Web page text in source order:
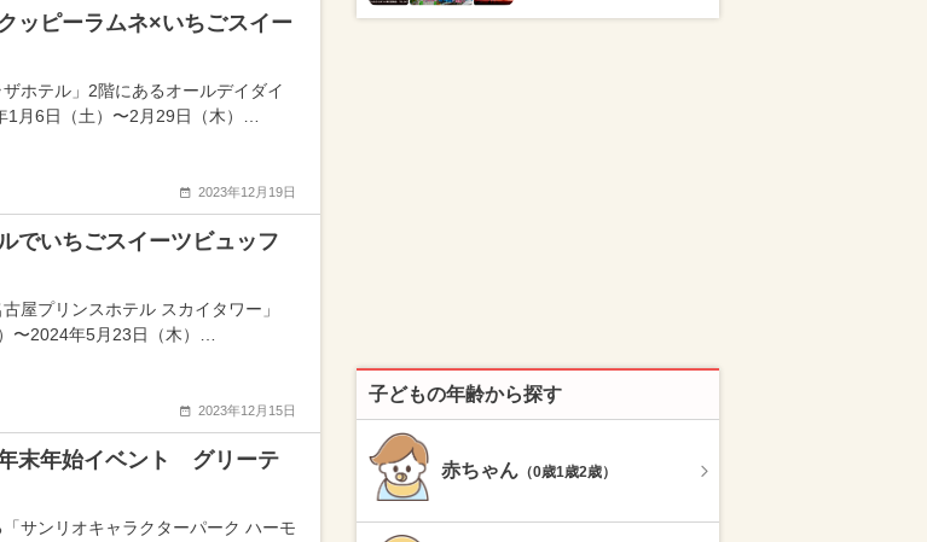
ッピーラムネ×いちごスイー
ホテル」2階にあるオールデイダイ
1月6日（土）〜2月29日（木）…
2023年12月19日
でいちごスイーツビュッフ
屋プリンスホテル スカイタワー」
〜2024年5月23日（木）…
2023年12月15日
末年始イベント グリーテ
サンリオキャラクターパーク ハーモ
子どもの年齢から探す
赤ちゃん （0歳1歳2歳）